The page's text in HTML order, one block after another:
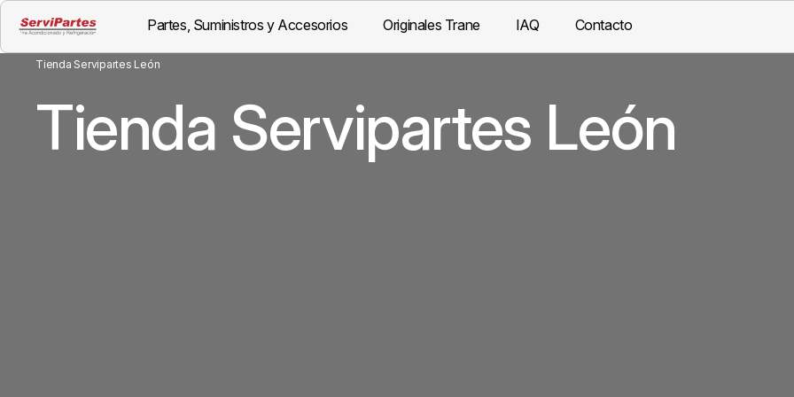
Partes, Suministros y Accesorios Originales Trane IAQ Contacto
Tienda Servipartes León
Tienda Servipartes León